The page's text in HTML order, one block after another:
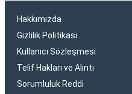
Hakkımızda
Gizlilik Politikası
Kullanıcı Sözleşmesi
Telif Hakları ve Alıntı
Sorumluluk Reddi